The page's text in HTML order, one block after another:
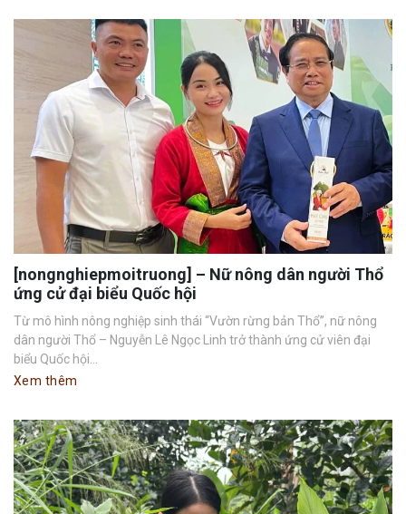
[nongnghiepmoitruong] – Nữ nông dân người Thổ
ứng cử đại biểu Quốc hội
Từ mô hình nông nghiệp sinh thái “Vườn rừng bản Thổ”, nữ nông
dân người Thổ – Nguyễn Lê Ngọc Linh trở thành ứng cử viên đại
biểu Quốc hội...
Xem thêm